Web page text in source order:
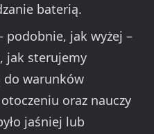
baterią.
podobnie, jak wyżej –
jak sterujemy
do warunków
oraz nauczy
jaśniej lub